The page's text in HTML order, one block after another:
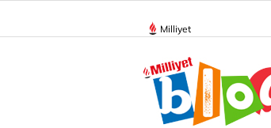
Milliyet